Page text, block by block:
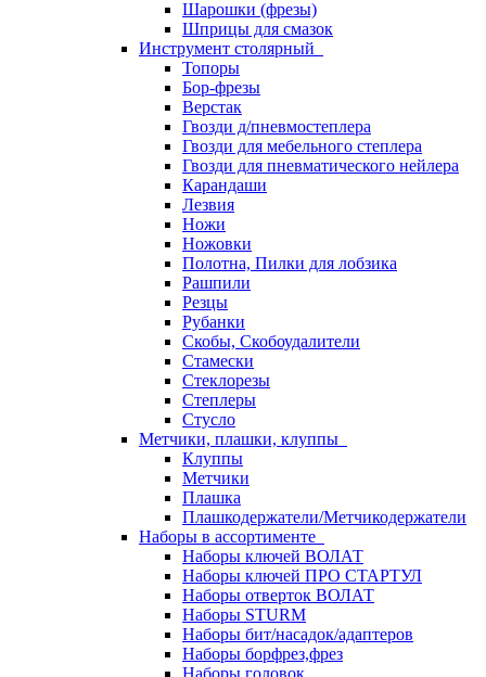
Шарошки (фрезы)
Шприцы для смазок
Инструмент столярный
Топоры
Бор-фрезы
Верстак
Гвозди д/пневмостеплера
Гвозди для мебельного степлера
Гвозди для пневматического нейлера
Карандаши
Лезвия
Ножи
Ножовки
Полотна, Пилки для лобзика
Рашпили
Резцы
Рубанки
Скобы, Скобоудалители
Стамески
Стеклорезы
Степлеры
Стусло
Метчики, плашки, клуппы
Клуппы
Метчики
Плашка
Плашкодержатели/Метчикодержатели
Наборы в ассортименте
Наборы ключей ВОЛАТ
Наборы ключей ПРО СТАРТУЛ
Наборы отверток ВОЛАТ
Наборы STURM
Наборы бит/насадок/адаптеров
Наборы борфрез,фрез
Наборы головок